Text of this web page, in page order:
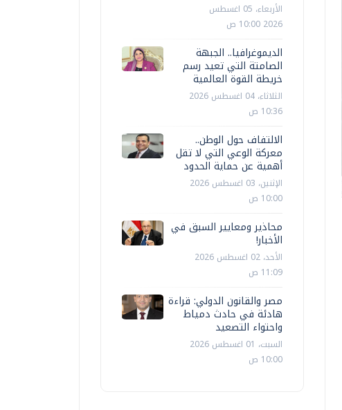
الأربعاء، 05 اغسطس
2026 10:00 ص
الديموغرافيا.. الجبهة
الصامتة التي تعيد رسم
خريطة القوة العالمية
الثلاثاء، 04 اغسطس 2026
10:36 ص
الالتفاف حول الوطن..
معركة الوعي التي لا تقل
أهمية عن حماية الحدود
الإثنين، 03 اغسطس 2026
10:00 ص
محاذير ومعايير السبق في
الأخبار!
الأحد، 02 اغسطس 2026
11:09 ص
مصر والقانون الدولي: قراءة
هادئة في حادث دمياط
واحتواء التصعيد
السبت، 01 اغسطس 2026
10:00 ص